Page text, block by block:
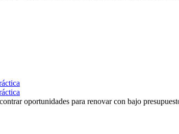
oportunidades para renovar con bajo